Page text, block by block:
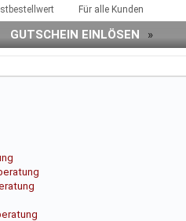
Für alle Kunden
GUTSCHEIN EINLÖSEN »